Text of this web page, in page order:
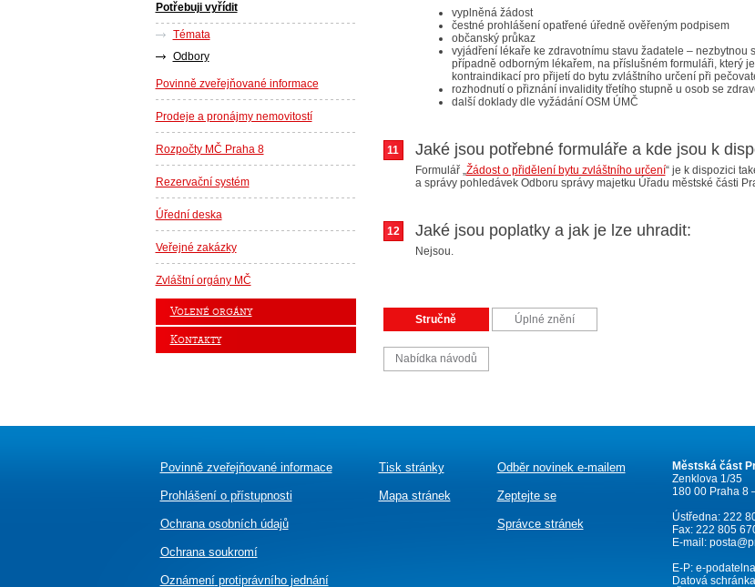
Potřebuji vyřídit
Témata
Odbory
Povinně zveřejňované informace
Prodeje a pronájmy nemovitostí
Rozpočty MČ Praha 8
Rezervační systém
Úřední deska
Veřejné zakázky
Zvláštní orgány MČ
Volené orgány
Kontakty
vyplněná žádost
čestné prohlášení opatřené úředně ověřeným podpisem
občanský průkaz
vyjádření lékaře ke zdravotnímu stavu žadatele – nezbytnou
případně odborným lékařem, na příslušném formuláři, který
kontraindikací pro přijetí do bytu zvláštního určení při
rozhodnutí o přiznání invalidity třetího stupně u osob se
další doklady dle vyžádání OSM ÚMČ
11 Jaké jsou potřebné formuláře a kde jsou k
Formulář „Žádost o přidělení bytu zvláštního určení“ je k dispozici
a správy pohledávek Odboru správy majetku Úřadu městské části
12 Jaké jsou poplatky a jak je lze uhradit:
Nejsou.
Stručně Úplné znění
Nabídka návodů
Povinně zveřejňované informace
Prohlášení o přístupnosti
Ochrana osobních údajů
Ochrana soukromí
Oznámeníprotiprávního jednání
Tisk stránky
Mapa stránek
Odběr novinek e-mailem
Zeptejte se
Správce stránek
Městská část
Zenklova 1/35
180 00 Praha 8
Ústředna: 222
Fax: 222 805
E-mail:
E-P:e-
Datová